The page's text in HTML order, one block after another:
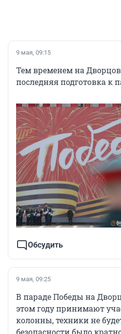
9 мая, 09:15
Тем временем на
последняя подготовка к
Обсудить
9 мая, 09:25
В параде Победы на
этом году принимают
колонны, техники не
безопасности было